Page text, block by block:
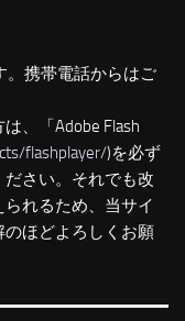
。携帯電話からはご
、「Adobe Flash
flashplayer/)を必ず
さい。それでも改
れるため、当サイ
のほどよろしくお願